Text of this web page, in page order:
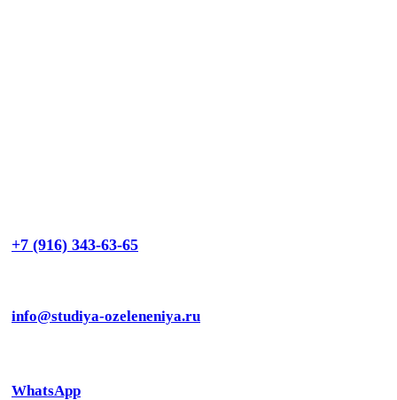
+7 (916) 343-63-65
info@studiya-ozeleneniya.ru
WhatsApp